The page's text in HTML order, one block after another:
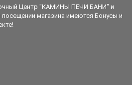
Центр "КАМИНЫ ПЕЧИ БАНИ" и
магазина имеются Бонусы и